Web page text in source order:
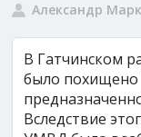
Александр
В Гатчинском
было похищено
Вследствие